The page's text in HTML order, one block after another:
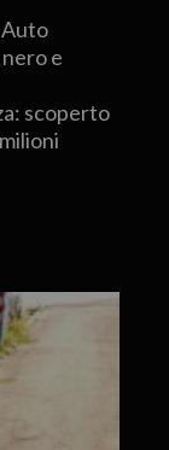
Auto
e
scoperto